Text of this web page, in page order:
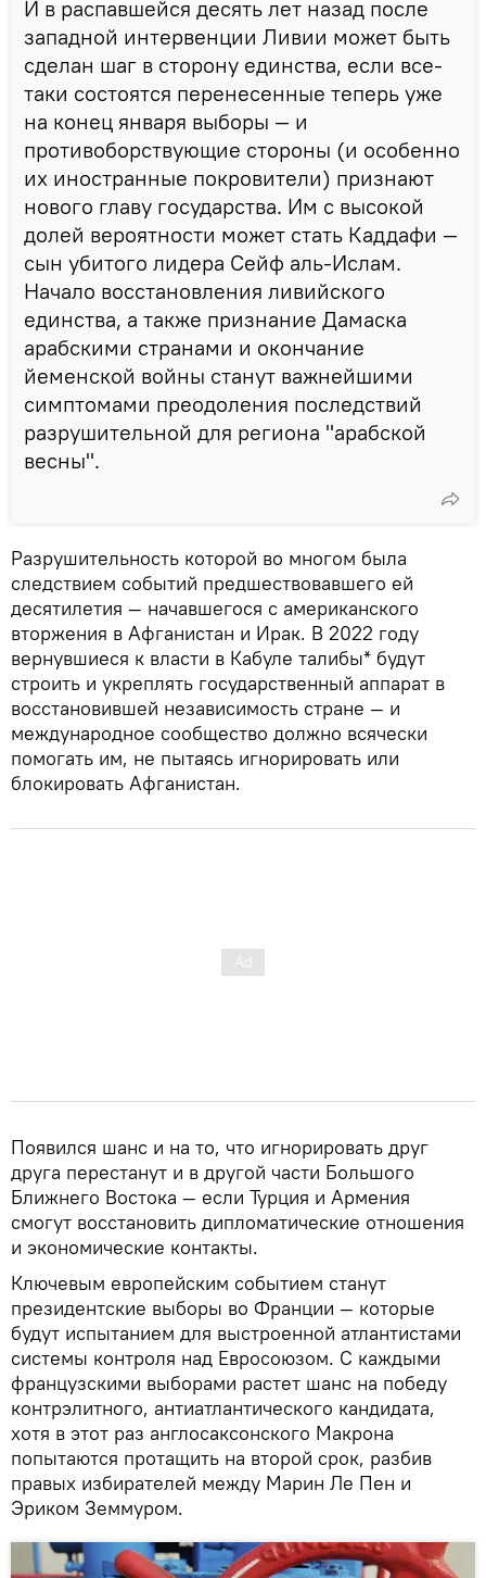
И в распавшейся десять лет назад после
западной интервенции Ливии может быть
сделан шаг в сторону единства, если все-
таки состоятся перенесенные теперь уже
на конец января выборы — и
противоборствующие стороны (и особенно
их иностранные покровители) признают
нового главу государства. Им с высокой
долей вероятности может стать Каддафи —
сын убитого лидера Сейф аль-Ислам.
Начало восстановления ливийского
единства, а также признание Дамаска
арабскими странами и окончание
йеменской войны станут важнейшими
симптомами преодоления последствий
разрушительной для региона "арабской
весны".
Разрушительность которой во многом была
следствием событий предшествовавшего ей
десятилетия — начавшегося с американского
вторжения в Афганистан и Ирак. В 2022 году
вернувшиеся к власти в Кабуле талибы* будут
строить и укреплять государственный аппарат в
восстановившей независимость стране — и
международное сообщество должно всячески
помогать им, не пытаясь игнорировать или
блокировать Афганистан.
Появился шанс и на то, что игнорировать друг
друга перестанут и в другой части Большого
Ближнего Востока — если Турция и Армения
смогут восстановить дипломатические отношения
и экономические контакты.
Ключевым европейским событием станут
президентские выборы во Франции — которые
будут испытанием для выстроенной атлантистами
системы контроля над Евросоюзом. С каждыми
французскими выборами растет шанс на победу
контрэлитного, антиатлантического кандидата,
хотя в этот раз англосаксонского Макрона
попытаются протащить на второй срок, разбив
правых избирателей между Марин Ле Пен и
Эриком Земмуром.